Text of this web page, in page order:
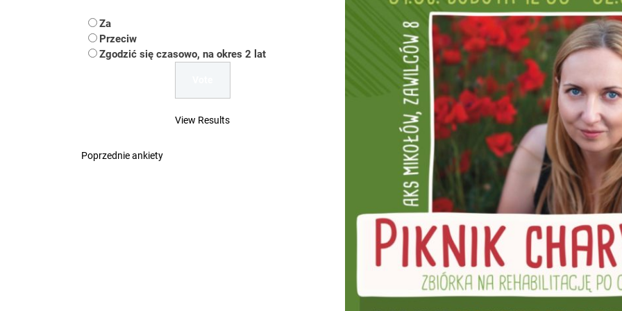
Uwaga Dębieńsko – woda nieprzydatna do spożycia!!!
Ilu mieszkańców ma Rybnik?
Dość komentowania kolejnych afer w ochronie zdrowia — czas zacząć mówić o
Za
Przeciw
Zgodzić się czasowo, na okres 2 lat
View Results
Poprzednie ankiety